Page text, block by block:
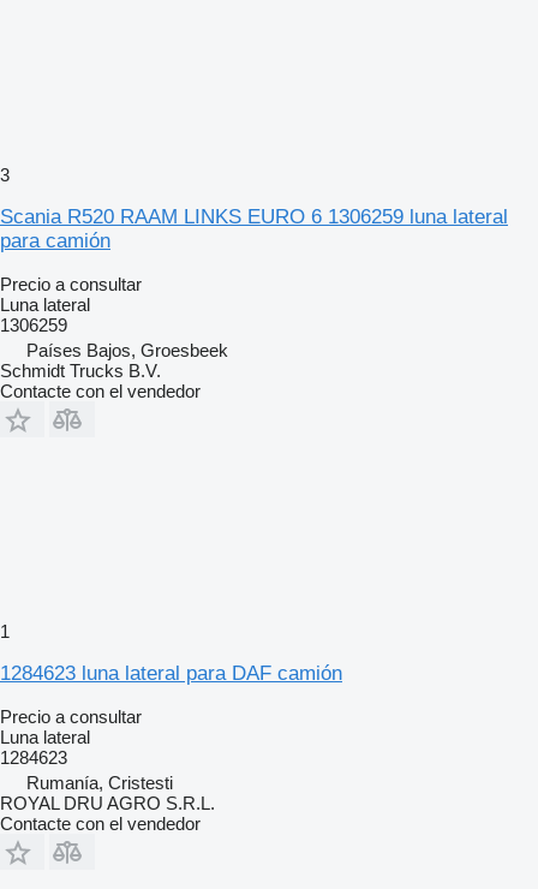
3
Scania R520 RAAM LINKS EURO 6 1306259 luna lateral
para camión
Precio a consultar
Luna lateral
1306259
Países Bajos, Groesbeek
Schmidt Trucks B.V.
Contacte con el vendedor
1
1284623 luna lateral para DAF camión
Precio a consultar
Luna lateral
1284623
Rumanía, Cristesti
ROYAL DRU AGRO S.R.L.
Contacte con el vendedor